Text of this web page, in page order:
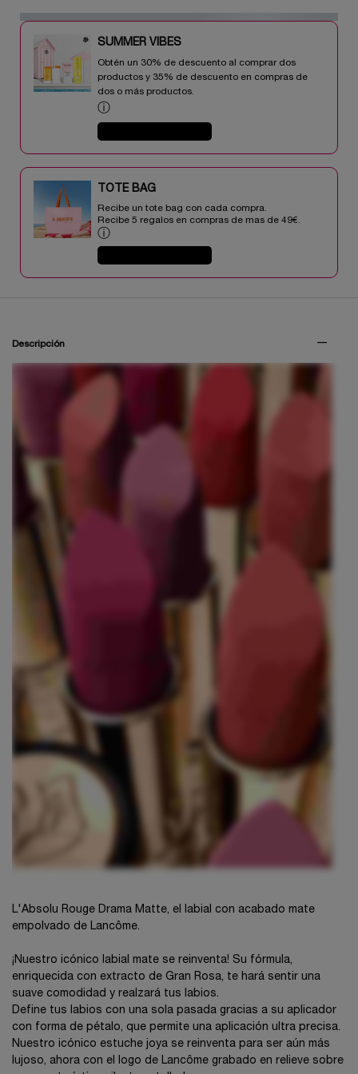
SUMMER VIBES​
Obtén un 30% de descuento al comprar dos
productos y 35% de descuento en compras de
dos o más productos.​
ⓘ
TOTE BAG​​
Recibe un tote bag con cada compra.
Recibe 5 regalos en compras de mas de 49€.​
ⓘ
Descripción
L'Absolu Rouge Drama Matte, el labial con acabado mate
empolvado de Lancôme.
¡Nuestro icónico labial mate se reinventa! Su fórmula,
enriquecida con extracto de Gran Rosa, te hará sentir una
suave comodidad y realzará tus labios.
Define tus labios con una sola pasada gracias a su aplicador
con forma de pétalo, que permite una aplicación ultra precisa.
Nuestro icónico estuche joya se reinventa para ser aún más
lujoso, ahora con el logo de Lancôme grabado en relieve sobre